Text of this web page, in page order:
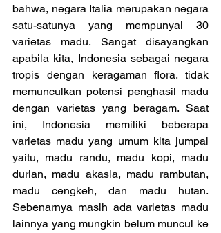
bahwa, negara Italia merupakan negara
satu-satunya yang mempunyai 30
varietas madu. Sangat disayangkan
apabila kita, Indonesia sebagai negara
tropis dengan keragaman flora. tidak
memunculkan potensi penghasil madu
dengan varietas yang beragam. Saat
ini, Indonesia memiliki beberapa
varietas madu yang umum kita jumpai
yaitu, madu randu, madu kopi, madu
durian, madu akasia, madu rambutan,
madu cengkeh, dan madu hutan.
Sebenarnya masih ada varietas madu
lainnya yang mungkin belum muncul ke